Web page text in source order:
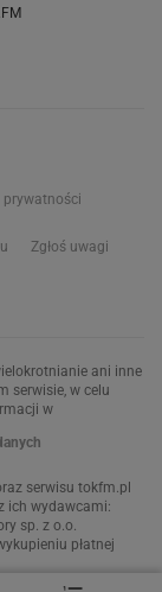
prywatności
Zgłoś uwagi
ani inne
serwisie, w celu
w
serwisu tokfm.pl
ich wydawcami:
sp. z o.o.
płatnej